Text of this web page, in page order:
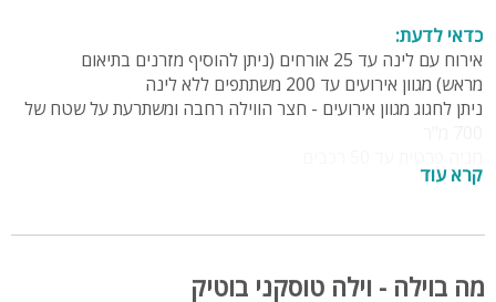
כדאי לדעת:
אירוח עם לינה עד 25 אורחים (ניתן להוסיף מזרנים בתיאום
מראש) מגוון אירועים עד 200 משתתפים ללא לינה
ניתן לחגוג מגוון אירועים - חצר הווילה רחבה ומשתרעת על שטח של
מספר חדרים:
חדר רחצה נוסף חיצוני
קרא עוד
מה בוילה - וילה טוסקני בוטיק